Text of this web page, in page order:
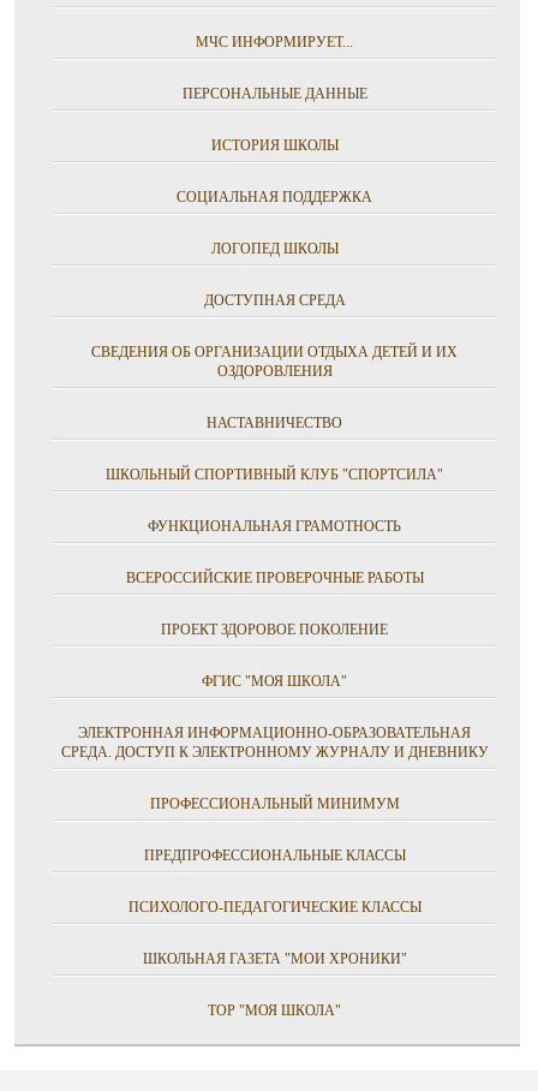
МЧС ИНФОРМИРУЕТ...
ПЕРСОНАЛЬНЫЕ ДАННЫЕ
ИСТОРИЯ ШКОЛЫ
СОЦИАЛЬНАЯ ПОДДЕРЖКА
ЛОГОПЕД ШКОЛЫ
ДОСТУПНАЯ СРЕДА
СВЕДЕНИЯ ОБ ОРГАНИЗАЦИИ ОТДЫХА ДЕТЕЙ И ИХ
ОЗДОРОВЛЕНИЯ
НАСТАВНИЧЕСТВО
ШКОЛЬНЫЙ СПОРТИВНЫЙ КЛУБ "СПОРТСИЛА"
ФУНКЦИОНАЛЬНАЯ ГРАМОТНОСТЬ
ВСЕРОССИЙСКИЕ ПРОВЕРОЧНЫЕ РАБОТЫ
ПРОЕКТ ЗДОРОВОЕ ПОКОЛЕНИЕ
ФГИС "МОЯ ШКОЛА"
ЭЛЕКТРОННАЯ ИНФОРМАЦИОННО-ОБРАЗОВАТЕЛЬНАЯ
СРЕДА. ДОСТУП К ЭЛЕКТРОННОМУ ЖУРНАЛУ И ДНЕВНИКУ
ПРОФЕССИОНАЛЬНЫЙ МИНИМУМ
ПРЕДПРОФЕССИОНАЛЬНЫЕ КЛАССЫ
ПСИХОЛОГО-ПЕДАГОГИЧЕСКИЕ КЛАССЫ
ШКОЛЬНАЯ ГАЗЕТА "МОИ ХРОНИКИ"
ТОР "МОЯ ШКОЛА"